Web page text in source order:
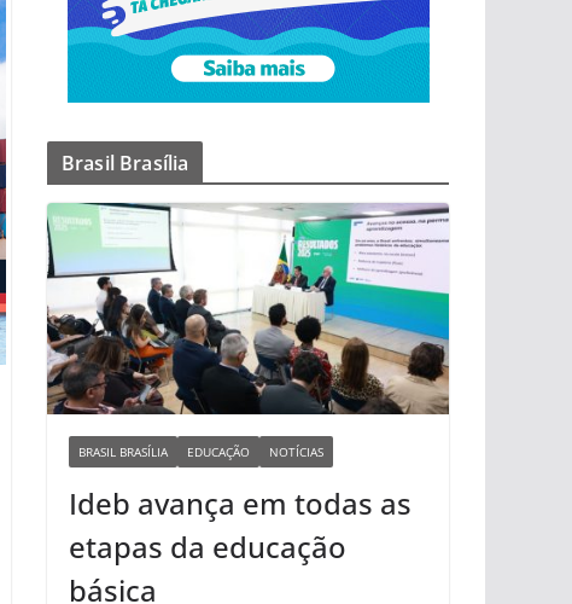
Brasil Brasília
BRASIL BRASÍLIA EDUCAÇÃO NOTÍCIAS
Ideb avança em todas as
etapas da educação
básica